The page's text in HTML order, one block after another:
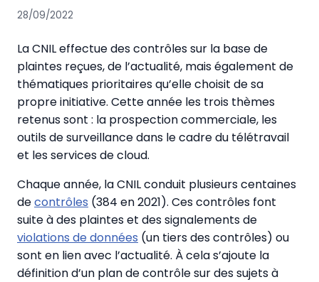
28/09/2022
La CNIL effectue des contrôles sur la base de
plaintes reçues, de l’actualité, mais également de
thématiques prioritaires qu’elle choisit de sa
propre initiative. Cette année les trois thèmes
retenus sont : la prospection commerciale, les
outils de surveillance dans le cadre du télétravail
et les services de cloud.
Chaque année, la CNIL conduit plusieurs centaines
decontrôles (384 en 2021). Ces contrôles font
suite à des plaintes et des signalements de
violations de données (un tiers des contrôles) ou
sont en lien avec l’actualité. À cela s’ajoute la
définition d’un plan de contrôle sur des sujets à